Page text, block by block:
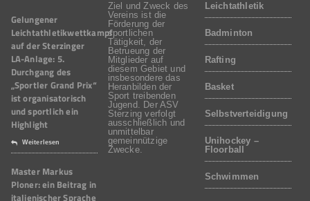
Gelungener
Leichtathletikwettkampf
auf der Sterzinger
LA-Anlage: 5.
Durchgang des
„Sportler Grand Prix“
ist organisatorisch
und sportlich ein
Highlight
Weiterlesen
Master Markus
Ploner: ein Beitrag in
italienischer Sprache
Ziel und Zweck des
Vereins ist die
Förderung der
sportlichen
Tätigkeit, der
Betrueung der
Mitglieder auf
diesem Gebiet und
insbesondere das
Heranbilden der
Sport treibenden
Jugend. Der ASV
Sterzing verfolgt
ausschließlich und
unmittelbar
gemeinnützige
Zwecke.
Leichtathletik
Badminton
Rafting
Basket
Selbstverteidigung
Unihockey –
Floorball
Schwimmen